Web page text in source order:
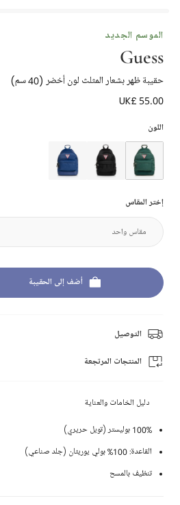
الموسم الجديد
Guess
حقيبة ظهر بشعار المثلث لون أخضر (40 سم)
UK£ 55.00
اللون
إختر المقاس
أضف إلى الحقيبة
التوصيل
المنتجات المرتجعة
دليل الخامات والعناية
100% بوليستر (تويل حريري)
القاعدة: 100% بولي يوريثان (جلد صناعي)
تنظيف بالمسح